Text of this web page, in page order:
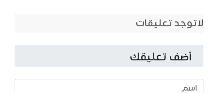
لاتوجد تعليقات
أضف تعليقك